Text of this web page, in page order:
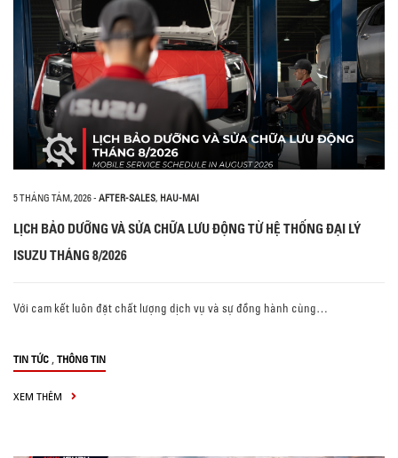
5 THÁNG TÁM, 2026- AFTER-SALES, HAU-MAI
LỊCH BẢO DƯỠNG VÀ SỬA CHỮA LƯU ĐỘNG TỪ HỆ THỐNG ĐẠI LÝ
ISUZU THÁNG 8/2026
Với cam kết luôn đặt chất lượng dịch vụ và sự đồng hành cùng…
TIN TỨC , THÔNG TIN
XEM THÊM